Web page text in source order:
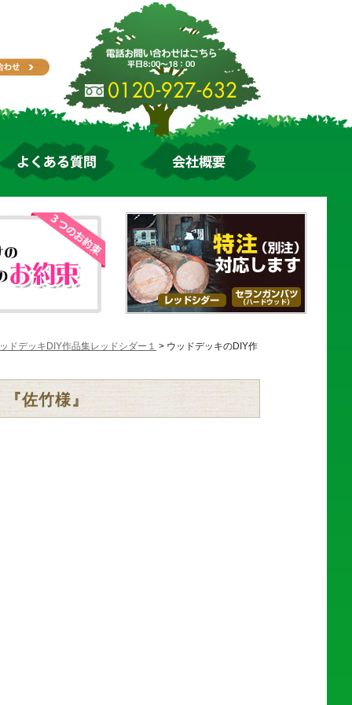
ドデッキDIY作品集レッドシダー１ > ウッドデッキのDIY作
佐竹様』